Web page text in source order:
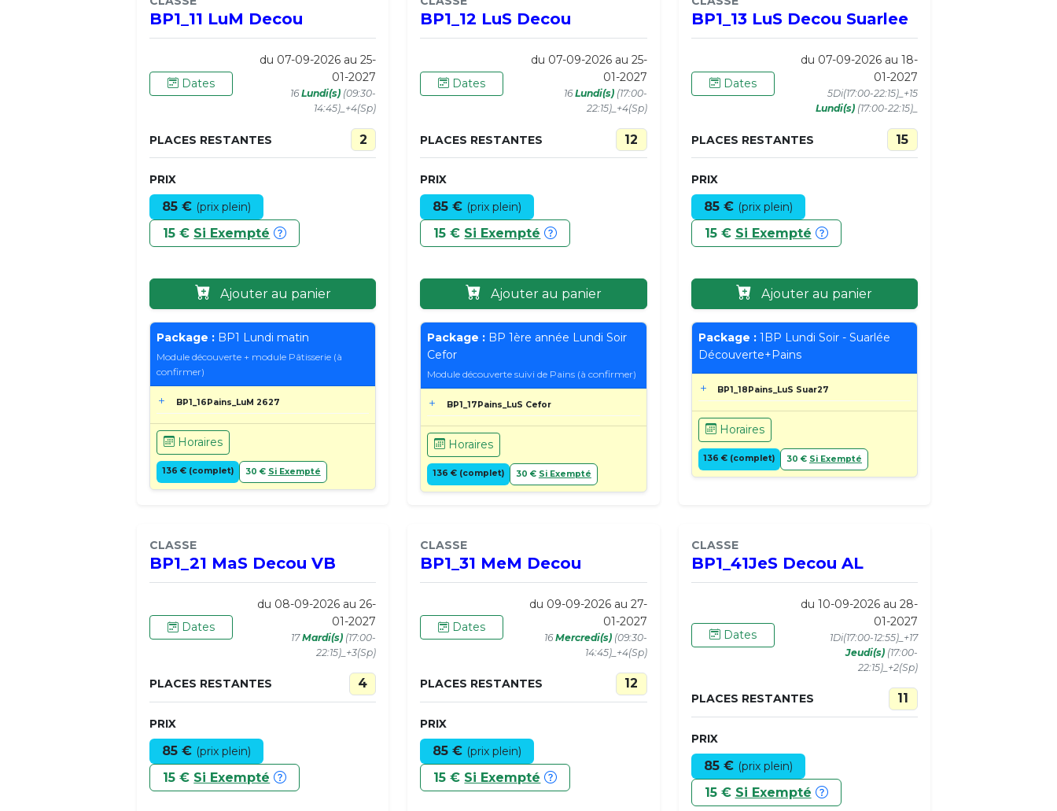
BP1_11 LuM Decou
Dates
du 07-09-2026 au 25-
01-2027
16Lundi(s) (09:30-
14:45)_+4(Sp)
PLACES RESTANTES 2
PRIX
85 € (prix plein)
15 € Si Exempté
Ajouter au panier
Package : BP1 Lundi matin
Module découverte + module Pâtisserie (à
confirmer)
BP1_16Pains_LuM 2627
Horaires
136 € (complet) 30 € Si Exempté
BP1_12 LuS Decou
Dates
du 07-09-2026 au 25-
01-2027
16Lundi(s)(17:00-
22:15)_+4(Sp)
PLACES RESTANTES 12
PRIX
85 € (prix plein)
15 € Si Exempté
Ajouter au panier
Package : BP 1ère année Lundi Soir
Cefor
Module découverte suivi de Pains (à confirmer)
BP1_17Pains_LuS Cefor
Horaires
136 € (complet) 30 € Si Exempté
BP1_13 LuS Decou Suarlee
Dates
du 07-09-2026 au 18-
01-2027
5Di(17:00-22:15)_+15
Lundi(s)(17:00-22:15)_
PLACES RESTANTES 15
PRIX
85 € (prix plein)
15 € Si Exempté
Ajouter au panier
Package :1BP Lundi Soir - Suarlée
Découverte+Pains
BP1_18Pains_LuS Suar27
Horaires
136 € (complet) 30 € Si Exempté
CLASSE
BP1_21 MaS Decou VB
Dates
du 08-09-2026 au 26-
01-2027
17Mardi(s) (17:00-
22:15)_+3(Sp)
PLACES RESTANTES 4
PRIX
85 € (prix plein)
15 € Si Exempté
CLASSE
BP1_31 MeM Decou
Dates
du 09-09-2026 au 27-
01-2027
16Mercredi(s)(09:30-
14:45)_+4(Sp)
PLACES RESTANTES 12
PRIX
85 € (prix plein)
15 € Si Exempté
CLASSE
BP1_41JeS Decou AL
Dates
du 10-09-2026 au 28-
01-2027
1Di(17:00-12:55)_+17
Jeudi(s)(17:00-
22:15)_+2(Sp)
PLACES RESTANTES 11
PRIX
85 € (prix plein)
15 € Si Exempté